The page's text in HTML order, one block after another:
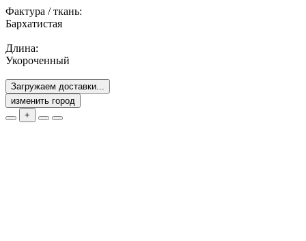
Фактура / ткань:
Бархатистая
Длина:
Укороченный
Загружаем доставки...
изменить город
+